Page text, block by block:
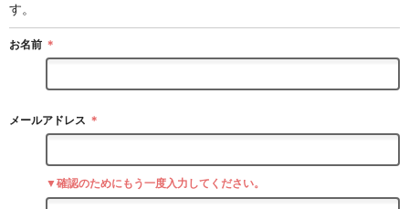
す。
お名前 ＊
メールアドレス ＊
▼確認のためにもう一度入力してください。